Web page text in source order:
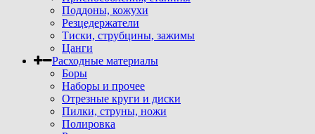
Поддоны, кожухи
Резцедержатели
Тиски, струбцины, зажимы
Цанги
Расходные материалы
Боры
Наборы и прочее
Отрезные круги и диски
Пилки, струны, ножи
Полировка